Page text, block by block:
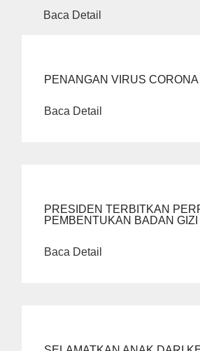
Baca Detail
PENANGAN VIRUS
Baca Detail
PRESIDEN TERBITKAN
PEMBENTUKAN BADAN
Baca Detail